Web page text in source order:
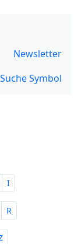
Newsletter
I
R